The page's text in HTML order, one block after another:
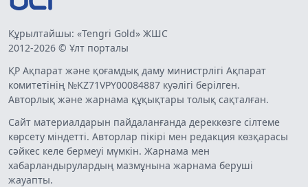
Құрылтайшы: «Tengri Gold» ЖШС
2012-2026 © Ұлт порталы
ҚР Ақпарат және қоғамдық даму министрлігі Ақпарат
комитетінің №KZ71VPY00084887 куәлігі берілген.
Авторлық және жарнама құқықтары толық сақталған.
Сайт материалдарын пайдаланғанда дереккөзге сілтеме
көрсету міндетті. Авторлар пікірі мен редакция көзқарасы
сәйкес келе бермеуі мүмкін. Жарнама мен
хабарландырулардың мазмұнына жарнама беруші
жауапты.